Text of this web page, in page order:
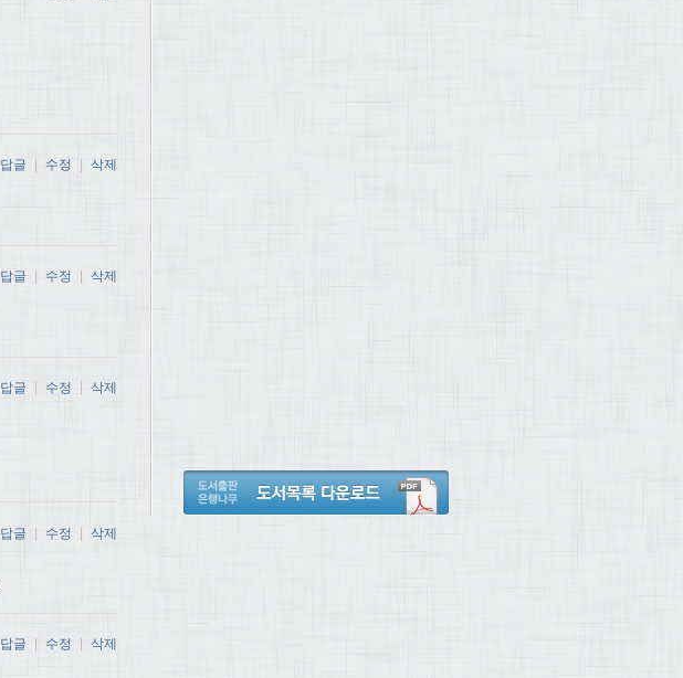
답글 수정 삭제
답글 수정 삭제
답글 수정 삭제
답글 | 수정 | 삭제
답글 수정 삭제